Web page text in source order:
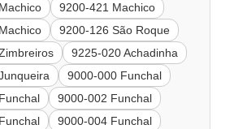
9200-421 Machico
9200-126 São Roque
9225-020 Achadinha
9000-000 Funchal
9000-002 Funchal
9000-004 Funchal